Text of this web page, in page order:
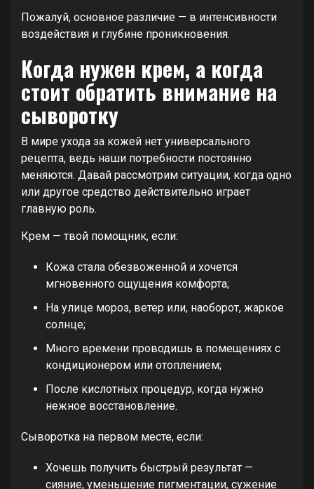
Пожалуй, основное различие — в интенсивности
воздействия и глубине проникновения.
Когда нужен крем, а когда
стоит обратить внимание на
сыворотку
В мире ухода за кожей нет универсального
рецепта, ведь наши потребности постоянно
меняются. Давай рассмотрим ситуации, когда одно
или другое средство действительно играет
главную роль.
Крем — твой помощник, если:
Кожа стала обезвоженной и хочется
мгновенного ощущения комфорта;
На улице мороз, ветер или, наоборот, жаркое
солнце;
Много времени проводишь в помещениях с
кондиционером или отоплением;
После кислотных процедур, когда нужно
нежное восстановление.
Сыворотка на первом месте, если:
Хочешь получить быстрый результат —
сияние, уменьшение пигментации, сужение